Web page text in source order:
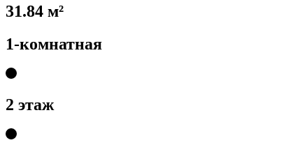
31.84 м²
1-комнатная
2 этаж